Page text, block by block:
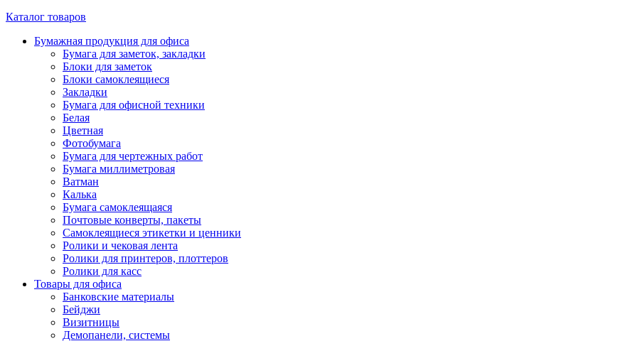
Каталог товаров
Бумажная продукция для офиса
Бумага для заметок, закладки
Блоки для заметок
Блоки самоклеящиеся
Закладки
Бумага для офисной техники
Белая
Цветная
Фотобумага
Бумага для чертежных работ
Бумага миллиметровая
Ватман
Калька
Бумага самоклеящаяся
Почтовые конверты, пакеты
Самоклеящиеся этикетки и ценники
Ролики и чековая лента
Ролики для принтеров, плоттеров
Ролики для касс
Товары для офиса
Банковские материалы
Бейджи
Визитницы
Демопанели, системы